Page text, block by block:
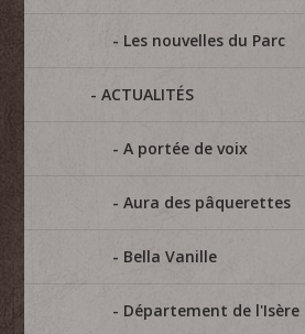
Les nouvelles du Parc
ACTUALITÉS
A portée de voix
Aura des pâquerettes
Bella Vanille
Département de l'Isère